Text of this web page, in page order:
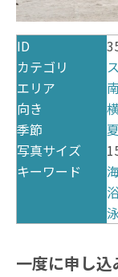
ID
カテゴリ
エリア
向き
季節
夏
写真サイズ
キーワード
一度に申し